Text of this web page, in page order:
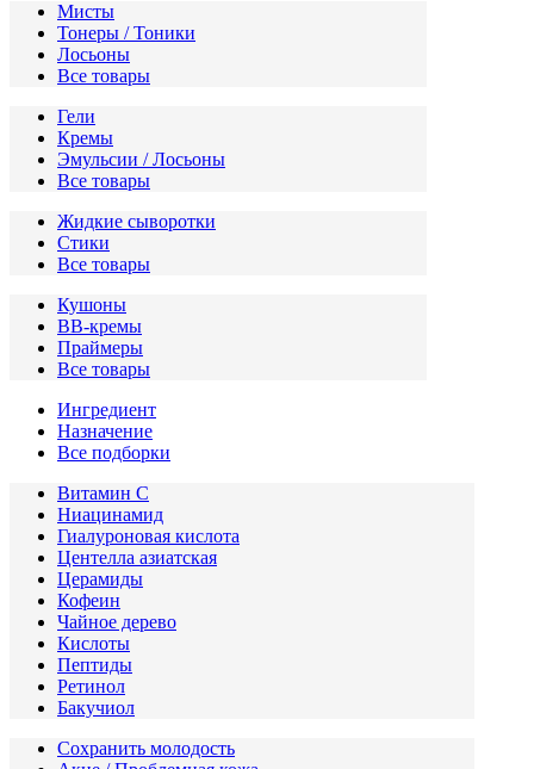
Мисты
Тонеры / Тоники
Лосьоны
Все товары
Гели
Кремы
Эмульсии / Лосьоны
Все товары
Жидкие сыворотки
Стики
Все товары
Кушоны
ВВ-кремы
Праймеры
Все товары
Ингредиент
Назначение
Все подборки
Витамин С
Ниацинамид
Гиалуроновая кислота
Центелла азиатская
Церамиды
Кофеин
Чайное дерево
Кислоты
Пептиды
Ретинол
Бакучиол
Сохранить молодость